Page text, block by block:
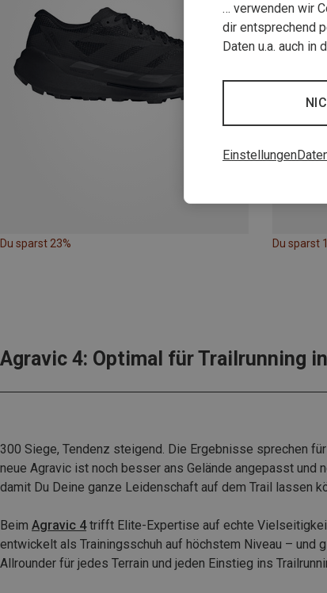
Du sparst 23% Du sparst
Agravic 4: Optimal für Trailrunning
300 Siege, Tendenz steigend. Die Ergebnisse sprechen
neue Agravic ist noch besser ans Gelände angepasst und
damit Du Deine ganze Leidenschaft auf dem Trail lassen
Beim Agravic 4trifft Elite-Expertise auf echte
entwickelt als Trainingsschuh auf höchstem Niveau – und
Allrounder für jedes Terrain und jeden Einstieg ins
… verwenden wir
dir entsprechend
Daten u.a. auch in
Einstellungen